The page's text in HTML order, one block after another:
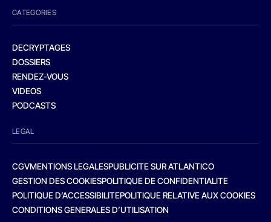
CATEGORIES
DECRYPTAGES
DOSSIERS
RENDEZ-VOUS
VIDEOS
PODCASTS
LEGAL
CGVMENTIONS LEGALESPUBLICITE SUR ATLANTICO
GESTION DES COOKIESPOLITIQUE DE CONFIDENTIALITE
POLITIQUE D’ACCESSIBILITEPOLITIQUE RELATIVE AUX COOKIES
CONDITIONS GENERALES D’UTILISATION